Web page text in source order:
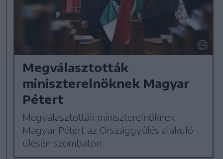
Megválasztották
miniszterelnöknek Magyar
Pétert
Megválasztották miniszterelnöknek
Magyar Pétert az Országgyűlés alakuló
ülésén szombaton.